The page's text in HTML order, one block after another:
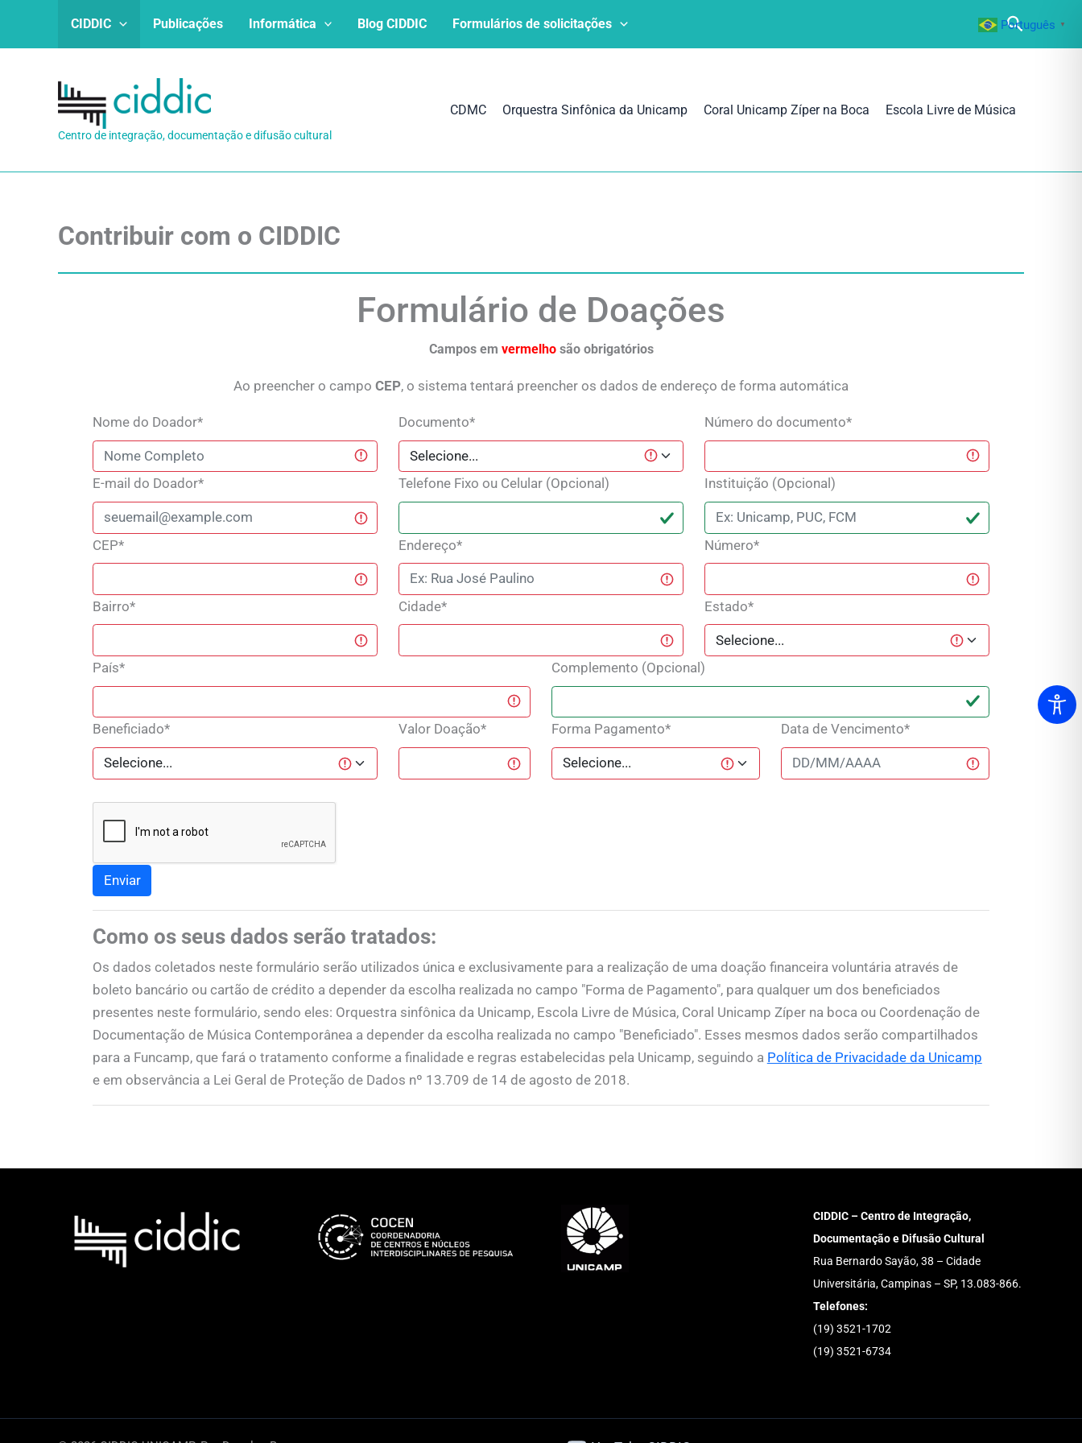
CIDDIC Publicações Informática Blog CIDDIC Formulários de solicitações
Centro de integração, documentação e difusão cultural
CDMC Orquestra Sinfônica da Unicamp Coral Unicamp Zíper na Boca Escola Livre de Música
Contribuir com o CIDDIC
Formulário de Doações
Campos em vermelhosão obrigatórios
Ao preencher o campo CEP, o sistema tentará preencher os dados de endereço de forma automática
Nome do Doador* Documento* Número do documento*
E-mail do Doador* Telefone Fixo ou Celular (Opcional) Instituição (Opcional)
CEP* Endereço* Número*
Bairro* Cidade* Estado*
País* Complemento (Opcional)
Beneficiado* Valor Doação* Forma Pagamento* Data de Vencimento*
Como os seus dados serão tratados:
Os dados coletados neste formulário serão utilizados única e exclusivamente para a realização de uma doação financeira voluntária através de
boleto bancário ou cartão de crédito a depender da escolha realizada no campo "Forma de Pagamento", para qualquer um dos beneficiados
presentes neste formulário, sendo eles: Orquestra sinfônica da Unicamp, Escola Livre de Música, Coral Unicamp Zíper na boca ou Coordenação de
Documentação de Música Contemporânea a depender da escolha realizada no campo "Beneficiado". Esses mesmos dados serão compartilhados
para a Funcamp, que fará o tratamento conforme a finalidade e regras estabelecidas pela Unicamp, seguindo a Política de Privacidade da Unicamp
e em observância a Lei Geral de Proteção de Dados nº 13.709 de 14 de agosto de 2018.
CIDDIC – Centro de Integração,
Documentação e Difusão Cultural
Rua Bernardo Sayão, 38 – Cidade
Universitária, Campinas – SP, 13.083-866.
Telefones:
(19) 3521-1702
(19) 3521-6734
Português ▼